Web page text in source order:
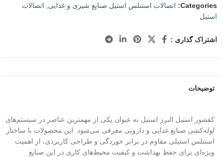
Categories: اتصالات استنلس استیل صنایع شیری و غذایی
اتصالات
استیل
اشتراک گذاری :
توضیحات
کفشور استیل البرز استیل به عنوان یکی از مهمترین عناصر در سیستم‌های
لوله‌کشی صنایع غذایی و دارویی معرفی می‌شود. این محصولات با ساختار
استنلس استیلی مقاوم در برابر خوردگی و طراحی کاربردی، از اهمیت
ویژه‌ای برای حفظ بهداشت و کیفیت محیط‌های کاری در این صنایع